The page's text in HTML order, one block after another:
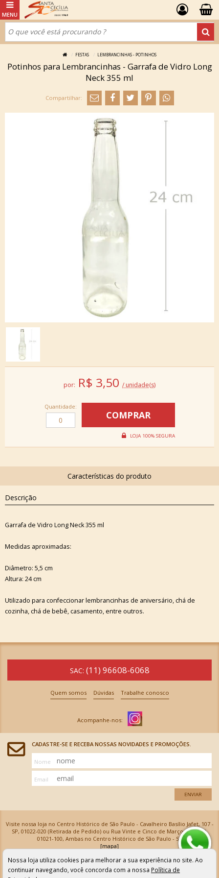
FESTAS LEMBRANCINHAS - POTINHOS
Potinhos para Lembrancinhas - Garrafa de Vidro Long
Neck 355 ml
por: R$ 3,50 / unidade(s)
Quantidade:
Descrição
Garrafa de Vidro Long Neck 355 ml
Medidas aproximadas:
Diâmetro: 5,5 cm
Altura: 24 cm
Utilizado para confeccionar lembrancinhas de aniversário, chá de
cozinha, chá de bebê, casamento, entre outros.
SAC: (11) 96608-6068
Quem somos Dúvidas Trabalhe conosco
CADASTRE-SE E RECEBA NOSSAS NOVIDADES E PROMOÇÕES.
Nome
Email
ENVIAR
Visite nossa loja no Centro Histórico de São Paulo - Cavalheiro Basílio Jafet, 107 -
SP, 01022-020 (Retirada de Pedido) ou Rua Vinte e Cinco de Março, 576 - SP,
01021-100, Ambas no Centro Histórico de São Paulo - SP
[mapa]
Armarinhos Santa Cecília Ltda | CNPJ: 61.069.639/0001-18
Os preços e as condições de pagamento apresentadas na loja virtual não valem para nossa loja física e
podem sofrer alterações sem aviso prévio. Vendas com cartão de crédito sujeitas a análise e
confirmação de dados.
Nossa loja utiliza cookies para melhorar a sua experiência no site. Ao
continuar navegando, você concorda com a nossa Política de